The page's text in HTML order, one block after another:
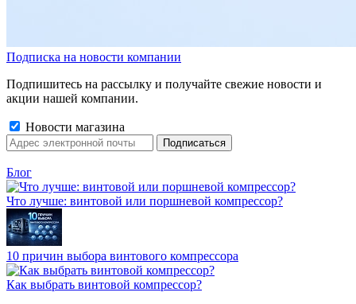
Подписка на новости компании
Подпишитесь на рассылку и получайте свежие новости и
акции нашей компании.
Новости магазина
Блог
Что лучше: винтовой или поршневой компрессор?
10 причин выбора винтового компрессора
Как выбрать винтовой компрессор?